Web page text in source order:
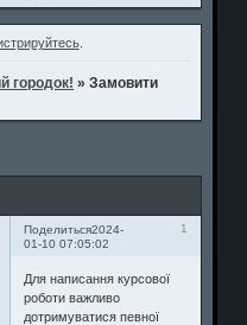
.
городок! »Замовити
Поделиться 1
2024-
01-10 07:05:02
Для написання курсової
роботи важливо
дотримуватися певної